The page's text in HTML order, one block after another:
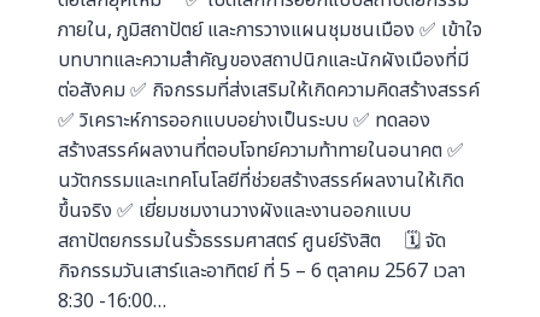
ภายใน, ภูมิสถาปัตย์ และการวางแผนชุมชนเมือง ✅ เข้าใจ
บทบาทและความสำคัญของสถาปนิกและนักผังเมืองที่มี
ต่อสังคม ✅ กิจกรรมที่ส่งเสริมให้เกิดความคิดสร้างสรรค์
✅ วิเคราะห์การออกแบบอย่างเป็นระบบ ✅ ทดลอง
สร้างสรรค์ผลงานที่ตอบโจทย์ความท้าทายในอนาคต ✅
นวัตกรรมและเทคโนโลยีที่ช่วยสร้างสรรค์ผลงานให้เกิด
ขึ้นจริง ✅ เยี่ยมชมงานวางผังและงานออกแบบ
สถาปัตยกรรมในรั้วธรรมศาสตร์ ศูนย์รังสิต 🗓️ จัด
กิจกรรมวันเสาร์และอาทิตย์ ที่ 5 – 6 ตุลาคม 2567 เวลา
8:30 -16:00…